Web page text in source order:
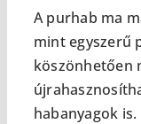
A purhab ma
mint egyszerű
köszönhetően
habanyagok